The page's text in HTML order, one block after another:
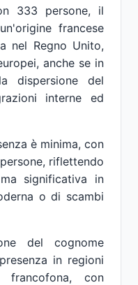
333 persone, il
francese
nel Regno Unito,
anche se in
dispersione del
interne ed
è minima, con
riflettendo
significativa in
o di scambi
del cognome
in regioni
con